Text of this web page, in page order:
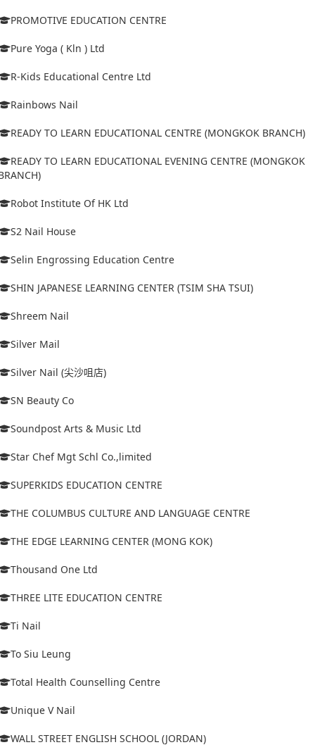
PROMOTIVE EDUCATION CENTRE
Pure Yoga ( Kln ) Ltd
R-Kids Educational Centre Ltd
Rainbows Nail
READY TO LEARN EDUCATIONAL CENTRE (MONGKOK BRANCH)
READY TO LEARN EDUCATIONAL EVENING CENTRE (MONGKOK
Robot Institute Of HK Ltd
S2 Nail House
Selin Engrossing Education Centre
SHIN JAPANESE LEARNING CENTER (TSIM SHA TSUI)
Shreem Nail
Silver Mail
Silver Nail (尖沙咀店)
SN Beauty Co
Soundpost Arts & Music Ltd
Star Chef Mgt Schl Co.,limited
SUPERKIDS EDUCATION CENTRE
THE COLUMBUS CULTURE AND LANGUAGE CENTRE
THE EDGE LEARNING CENTER (MONG KOK)
Thousand One Ltd
THREE LITE EDUCATION CENTRE
Ti Nail
To Siu Leung
Total Health Counselling Centre
Unique V Nail
WALL STREET ENGLISH SCHOOL (JORDAN)